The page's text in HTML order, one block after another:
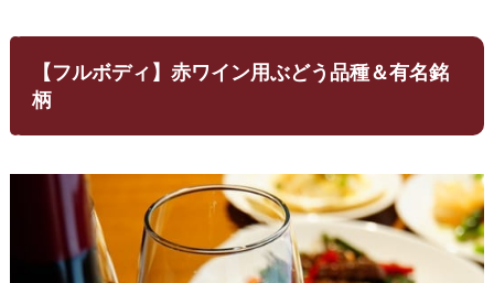
【フルボディ】赤ワイン用ぶどう品種＆有名銘
柄